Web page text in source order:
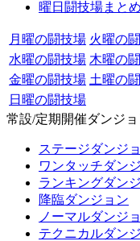
曜日闘技場まとめ
月曜の闘技場 火曜の
水曜の闘技場 木曜の
金曜の闘技場 土曜の
日曜の闘技場
常設/定期開催ダンジョ
ステージダンジ
ワンタッチダン
ランキングダン
降臨ダンジョン
ノーマルダンジ
テクニカルダン